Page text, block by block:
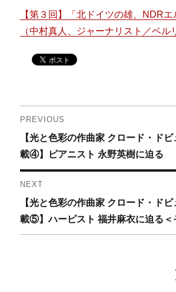
【第３回】「北ドイツの雄、NDRエ
（中村真人、ジャーナリスト／ベル
投
稿
ナ
ビ
ゲ
PREVIOUS
Previous
post:
【光と色彩の作曲家 クロード・ド
載④】ピアニスト 永野英樹に迫る
NEXT
Next
post:
【光と色彩の作曲家 クロード・ド
載⑤】ハーピスト 福井麻衣に迫る＜